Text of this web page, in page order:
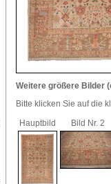
Weitere größere Bilder
Bitte klicken Sie auf die
Hauptbild
Bild Nr. 2